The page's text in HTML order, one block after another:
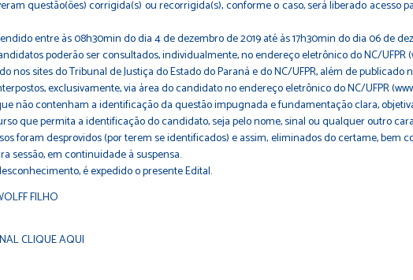
questão(ões) corrigida(s) ou recorrigida(s), conforme o caso, será liberado
entre às 08h30min do dia 4 de dezembro de 2019 até às 17h30min do dia 06 de
poderão ser consultados, individualmente, no endereço eletrônico do NC/UFPR
nos sites do Tribunal de Justiça do Estado do Paraná e do NC/UFPR, além de publicado
exclusivamente, via área do candidato no endereço eletrônico do NC/UFPR
não contenham a identificação da questão impugnada e fundamentação clara,
que permita a identificação do candidato, seja pelo nome, sinal ou qualquer outro
foram desprovidos (por terem se identificados) e assim, eliminados do certame, bem
sessão, em continuidade à suspensa.
é expedido o presente Edital.
FILHO
CLIQUE AQUI